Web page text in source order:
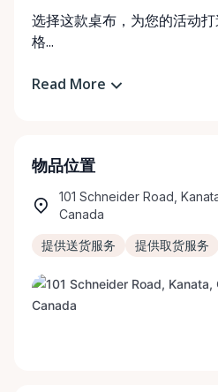
选择这款桌布，为您的活动
格...
Read More
物品位置
101 Schneider Road,
Canada
提供送货服务 提供取货服务